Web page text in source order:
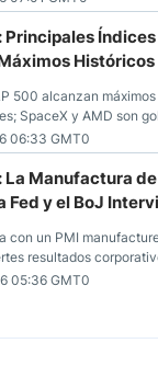
Principales Índices
Históricos
500 alcanzan
SpaceX y AMD son
cae por debajo de
continúa
repunte a medida que
06:33 GMT0
La Manufactura de
Fed y el BoJ
con un PMI
resultados
desde el mercado
05:36 GMT0